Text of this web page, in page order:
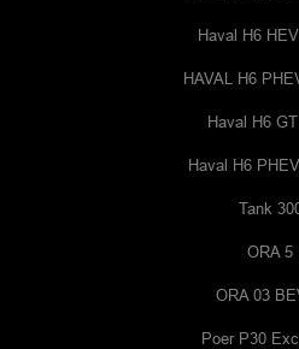
Haval H6
HAVAL H6
Haval H6
Haval H6
Tank
ORA 5
ORA 03
Poer P30